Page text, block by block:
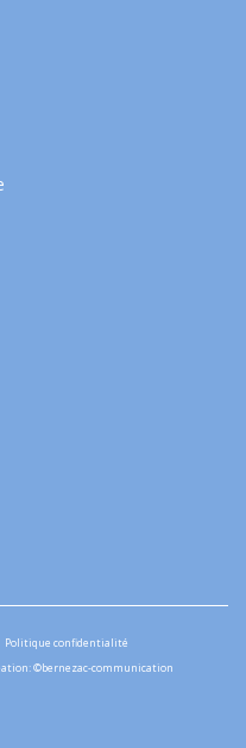
Politique confidentialité
©bernezac-communication